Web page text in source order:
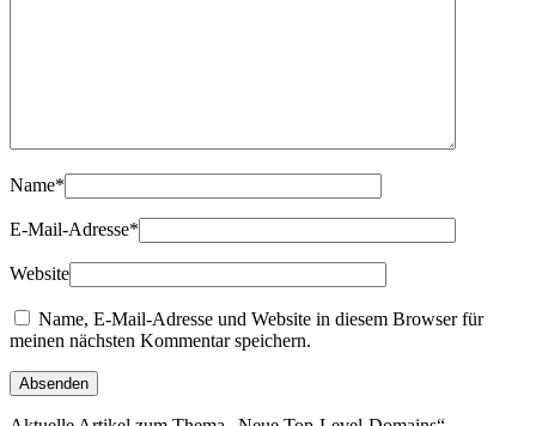
Name*
E-Mail-Adresse*
Website
Name, E-Mail-Adresse und Website in diesem Browser für
meinen nächsten Kommentar speichern.